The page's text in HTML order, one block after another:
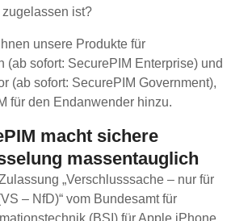
ist?
unsere Produkte für
(ab sofort: SecurePIM Enterprise) und
(ab sofort: SecurePIM Government),
für den Endanwender hinzu.
macht sichere
massentauglich
„Verschlusssache – nur für
– NfD)“ vom Bundesamt für
(BSI) für Apple iPhone